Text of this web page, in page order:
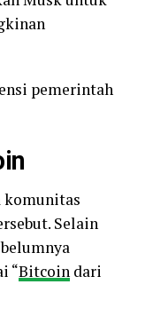
pemerintah
komunitas
Selain
“Bitcoin dari